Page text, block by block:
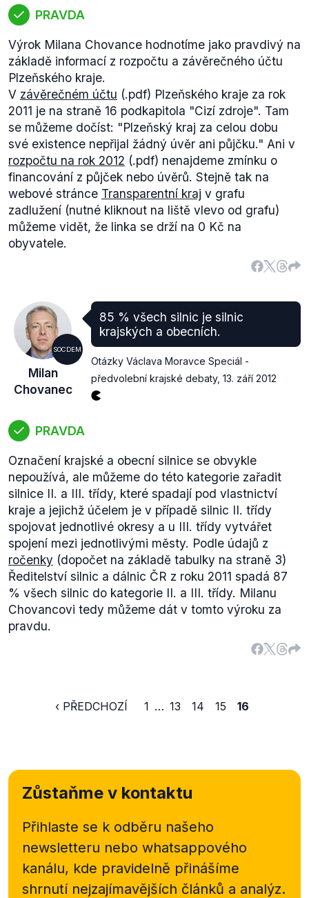
PRAVDA
Výrok Milana Chovance hodnotíme jako pravdivý na
základě informací z rozpočtu a závěrečného účtu
Plzeňského kraje.
V závěrečném účtu (.pdf) Plzeňského kraje za rok
2011 je na straně 16 podkapitola "Cizí zdroje". Tam
se můžeme dočíst: "Plzeňský kraj za celou dobu
své existence nepřijal žádný úvěr ani půjčku." Ani v
rozpočtu na rok 2012 (.pdf) nenajdeme zmínku o
financování z půjček nebo úvěrů. Stejně tak na
webové stránce Transparentní kraj v grafu
zadlužení (nutné kliknout na liště vlevo od grafu)
můžeme vidět, že linka se drží na 0 Kč na
obyvatele.
SOCDEM
Milan
Chovanec
85 % všech silnic je silnic
krajských a obecních.
Otázky Václava Moravce Speciál -
předvolební krajské debaty, 13. září 2012
PRAVDA
Označení krajské a obecní silnice se obvykle
nepoužívá, ale můžeme do této kategorie zařadit
silnice II. a III. třídy, které spadají pod vlastnictví
kraje a jejichž účelem je v případě silnic II. třídy
spojovat jednotlivé okresy a u III. třídy vytvářet
spojení mezi jednotlivými městy. Podle údajů z
ročenky (dopočet na základě tabulky na straně 3)
Ředitelství silnic a dálnic ČR z roku 2011 spadá 87
% všech silnic do kategorie II. a III. třídy. Milanu
Chovancovi tedy můžeme dát v tomto výroku za
pravdu.
‹ PŘEDCHOZÍ 1 … 13 14 15 16
Zůstaňme v kontaktu
Přihlaste se k odběru našeho
newsletteru nebo whatsappového
kanálu, kde pravidelně přinášíme
shrnutí nejzajímavějších článků a analýz.